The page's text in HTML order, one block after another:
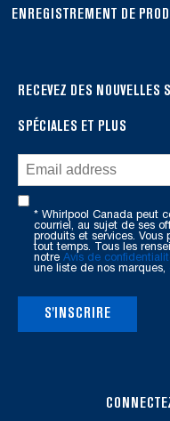
you
page
ENREGISTREMENT DE
RECEVEZ DES NOUVELLES
SPÉCIALES ET PLUS
* Whirlpool Canada peut
courriel, au sujet de ses
produits et services. Vous
tout temps. Tous les
notre Avis de
une liste de nos marques,
S'INSCRIRE